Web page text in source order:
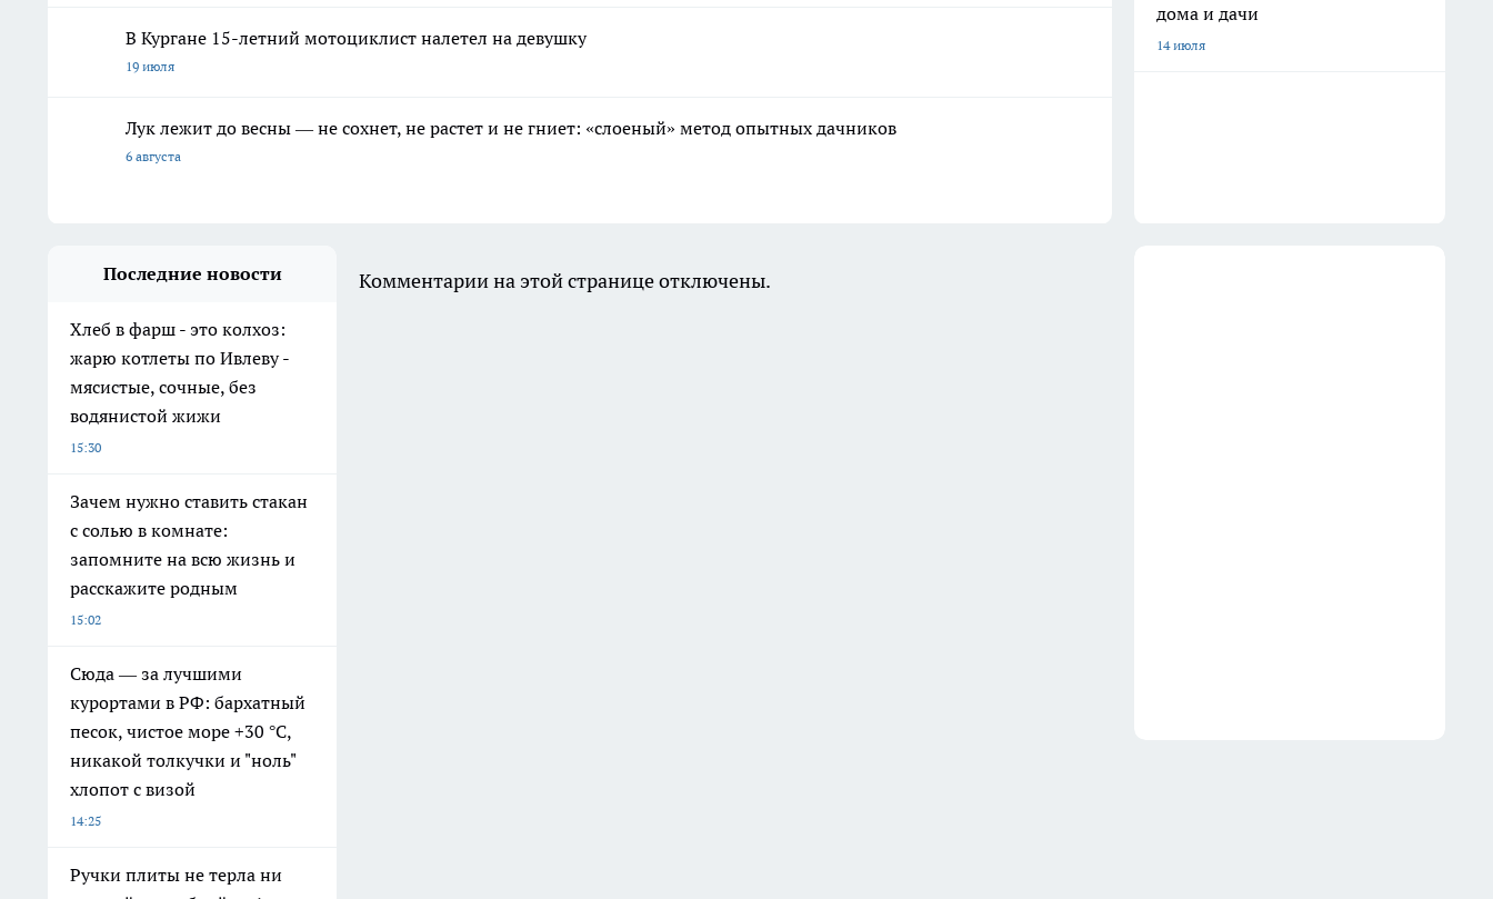
В Кургане 15-летний мотоциклист налетел на девушку
19 июля
Лук лежит до весны — не сохнет, не растет и не гниет: «слоеный» метод опытных дачников
6 августа
дома и дачи
14 июля
Последние новости
Хлеб в фарш - это колхоз:
жарю котлеты по Ивлеву -
мясистые, сочные, без
водянистой жижи
15:30
Зачем нужно ставить стакан
с солью в комнате:
запомните на всю жизнь и
расскажите родным
15:02
Сюда — за лучшими
курортами в РФ: бархатный
песок, чистое море +30 °C,
никакой толкучки и "ноль"
хлопот с визой
14:25
Ручки плиты не терла ни
Комментарии на этой странице отключены.